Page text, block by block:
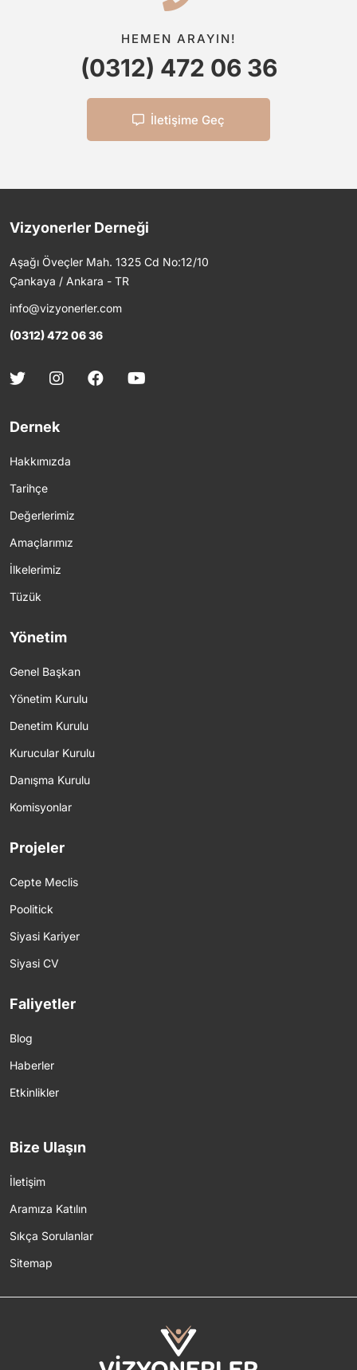
HEMEN ARAYIN!
(0312) 472 06 36
İletişime Geç
Vizyonerler Derneği
Aşağı Öveçler Mah. 1325 Cd No:12/10
Çankaya / Ankara - TR
info@vizyonerler.com
(0312) 472 06 36
Dernek
Hakkımızda
Tarihçe
Değerlerimiz
Amaçlarımız
İlkelerimiz
Tüzük
Yönetim
Genel Başkan
Yönetim Kurulu
Denetim Kurulu
Kurucular Kurulu
Danışma Kurulu
Komisyonlar
Projeler
Cepte Meclis
Poolitick
Siyasi Kariyer
Siyasi CV
Faliyetler
Blog
Haberler
Etkinlikler
Bize Ulaşın
İletişim
Aramıza Katılın
Sıkça Sorulanlar
Sitemap